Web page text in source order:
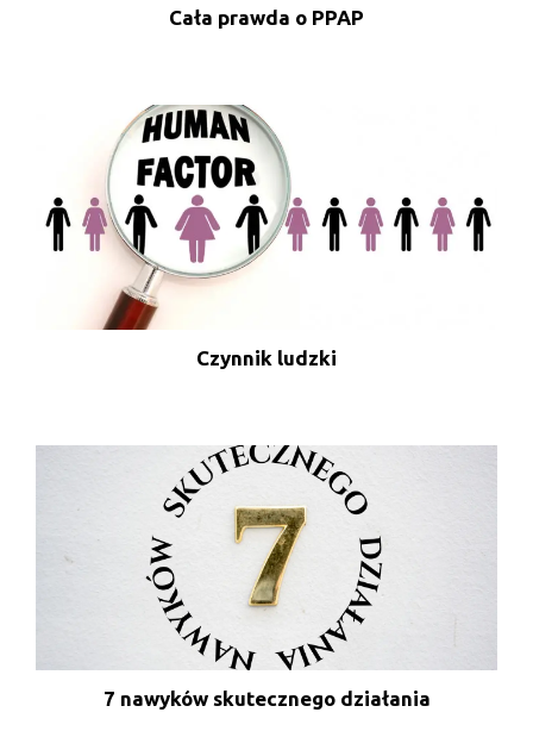
Cała prawda o PPAP
Czynnik ludzki
7 nawyków skutecznego działania